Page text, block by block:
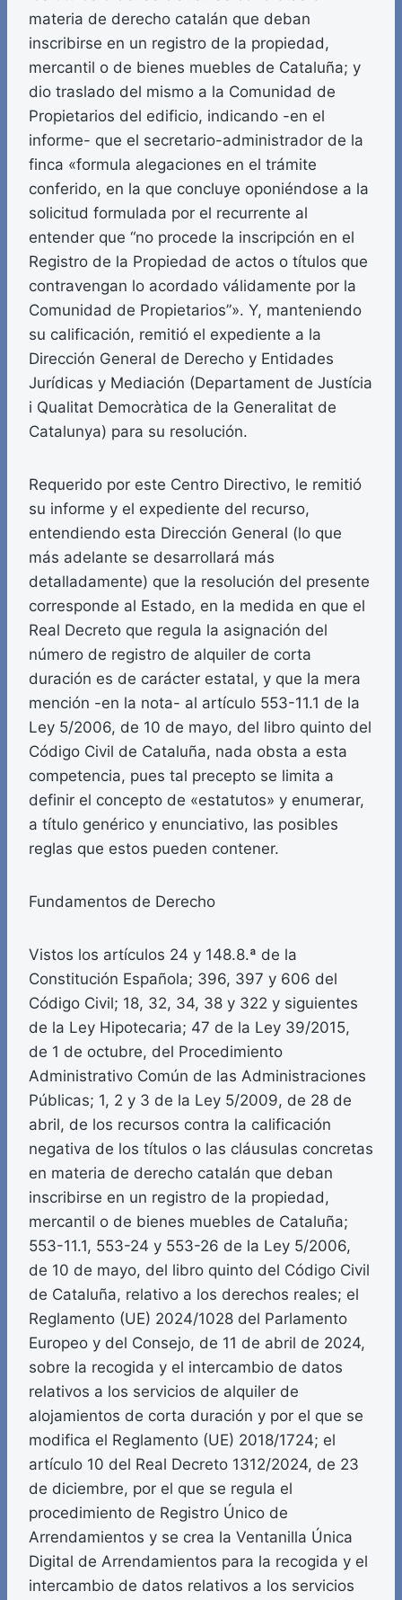
materia de derecho catalán que deban
inscribirse en un registro de la propiedad,
mercantil o de bienes muebles de Cataluña; y
dio traslado del mismo a la Comunidad de
Propietarios del edificio, indicando -en el
informe- que el secretario-administrador de la
finca «formula alegaciones en el trámite
conferido, en la que concluye oponiéndose a la
solicitud formulada por el recurrente al
entender que “no procede la inscripción en el
Registro de la Propiedad de actos o títulos que
contravengan lo acordado válidamente por la
Comunidad de Propietarios”». Y, manteniendo
su calificación, remitió el expediente a la
Dirección General de Derecho y Entidades
Jurídicas y Mediación (Departament de Justícia
i Qualitat Democràtica de la Generalitat de
Catalunya) para su resolución.
Requerido por este Centro Directivo, le remitió
su informe y el expediente del recurso,
entendiendo esta Dirección General (lo que
más adelante se desarrollará más
detalladamente) que la resolución del presente
corresponde al Estado, en la medida en que el
Real Decreto que regula la asignación del
número de registro de alquiler de corta
duración es de carácter estatal, y que la mera
mención -en la nota- al artículo 553-11.1 de la
Ley 5/2006, de 10 de mayo, del libro quinto del
Código Civil de Cataluña, nada obsta a esta
competencia, pues tal precepto se limita a
definir el concepto de «estatutos» y enumerar,
a título genérico y enunciativo, las posibles
reglas que estos pueden contener.
Fundamentos de Derecho
Vistos los artículos 24 y 148.8.ª de la
Constitución Española; 396, 397 y 606 del
Código Civil; 18, 32, 34, 38 y 322 y siguientes
de la Ley Hipotecaria; 47 de la Ley 39/2015,
de 1 de octubre, del Procedimiento
Administrativo Común de las Administraciones
Públicas; 1, 2 y 3 de la Ley 5/2009, de 28 de
abril, de los recursos contra la calificación
negativa de los títulos o las cláusulas concretas
en materia de derecho catalán que deban
inscribirse en un registro de la propiedad,
mercantil o de bienes muebles de Cataluña;
553-11.1, 553-24 y 553-26 de la Ley 5/2006,
de 10 de mayo, del libro quinto del Código Civil
de Cataluña, relativo a los derechos reales; el
Reglamento (UE) 2024/1028 del Parlamento
Europeo y del Consejo, de 11 de abril de 2024,
sobre la recogida y el intercambio de datos
relativos a los servicios de alquiler de
alojamientos de corta duración y por el que se
modifica el Reglamento (UE) 2018/1724; el
artículo 10 del Real Decreto 1312/2024, de 23
de diciembre, por el que se regula el
procedimiento de Registro Único de
Arrendamientos y se crea la Ventanilla Única
Digital de Arrendamientos para la recogida y el
intercambio de datos relativos a los servicios